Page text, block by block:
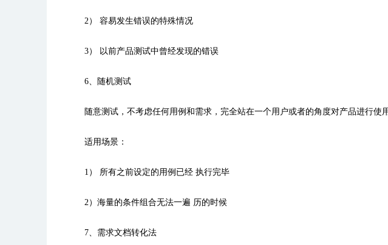
2） 容易发生错误的特殊情况
3） 以前产品测试中曾经发现的错误
6、随机测试
随意测试，不考虑任何用例和需求，完全站在一个用户或者的角度对产品进行使用
适用场景：
1） 所有之前设定的用例已经 执行完毕
2）海量的条件组合无法一遍 历的时候
7、需求文档转化法